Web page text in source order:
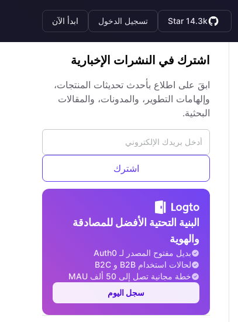
Star 14.3k تسجيل الدخول ابدأ الآن
اشترك في النشرات الإخبارية
ابقَ على اطلاع بأحدث تحديثات المنتجات،
وإلهامات التطوير، والمدونات، والمقالات
البحثية.
اشترك
البنية التحتية الأفضل للمصادقة
والهوية
بديل مفتوح المصدر لـ Auth0
لحالات استخدام B2B و B2C
خطة مجانية تصل إلى 50 ألف MAU
سجل اليوم